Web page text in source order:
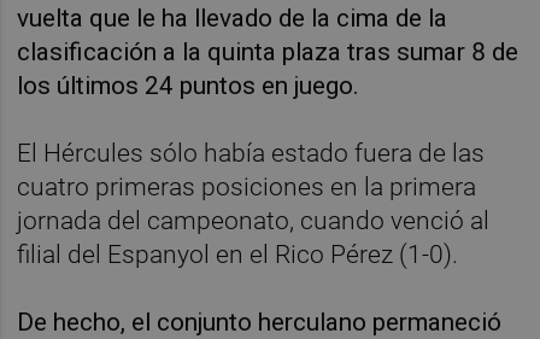
vuelta que le ha llevado de la cima de la
clasificación a la quinta plaza tras sumar 8 de
los últimos 24 puntos en juego.
El Hércules sólo había estado fuera de las
cuatro primeras posiciones en la primera
jornada del campeonato, cuando venció al
filial del Espanyol en el Rico Pérez (1-0).
De hecho, el conjunto herculano permaneció